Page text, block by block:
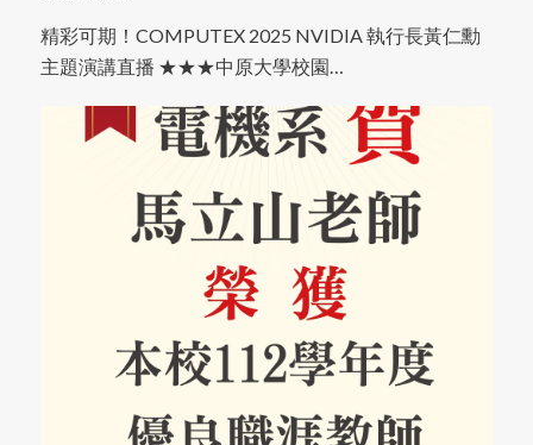
精彩可期！COMPUTEX 2025 NVIDIA 執行長黃仁勳
主題演講直播 ★★★中原大學校園…